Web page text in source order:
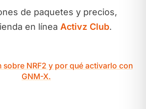
de paquetes y precios,
en línea Activz Club.
sobre NRF2 y por qué activarlo con
GNM-X.